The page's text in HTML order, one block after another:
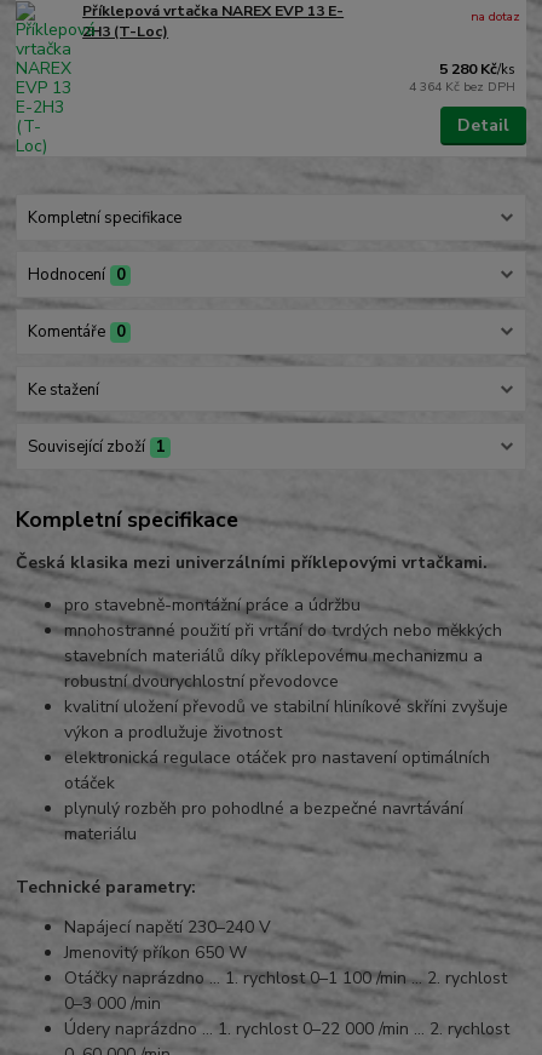
Příklepová vrtačka NAREX EVP 13 E-
2H3 (T-Loc)
5 280 Kč/ks
4 364 Kč bez DPH
na dotaz
Detail
Kompletní specifikace
Hodnocení 0
Komentáře 0
Ke stažení
Související zboží 1
Kompletní specifikace
Česká klasika mezi univerzálními příklepovými vrtačkami.
pro stavebně-montážní práce a údržbu
mnohostranné použití při vrtání do tvrdých nebo měkkých
stavebních materiálů díky příklepovému mechanizmu a
robustní dvourychlostní převodovce
kvalitní uložení převodů ve stabilní hliníkové skříni zvyšuje
výkon a prodlužuje životnost
elektronická regulace otáček pro nastavení optimálních
otáček
plynulý rozběh pro pohodlné a bezpečné navrtávání
materiálu
Technické parametry:
Napájecí napětí 230–240 V
Jmenovitý příkon 650 W
Otáčky naprázdno … 1. rychlost 0–1 100 /min … 2. rychlost
0–3 000 /min
Údery naprázdno … 1. rychlost 0–22 000 /min … 2. rychlost